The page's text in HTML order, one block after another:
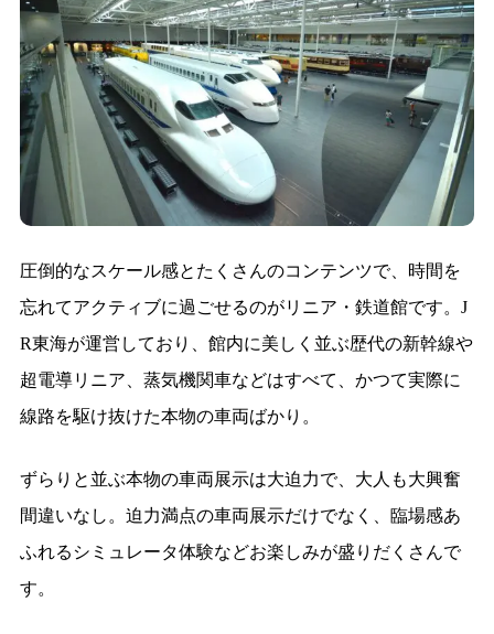
圧倒的なスケール感とたくさんのコンテンツで、時間を
忘れてアクティブに過ごせるのがリニア・鉄道館です。J
R東海が運営しており、館内に美しく並ぶ歴代の新幹線や
超電導リニア、蒸気機関車などはすべて、かつて実際に
線路を駆け抜けた本物の車両ばかり。
ずらりと並ぶ本物の車両展示は大迫力で、大人も大興奮
間違いなし。迫力満点の車両展示だけでなく、臨場感あ
ふれるシミュレータ体験などお楽しみが盛りだくさんで
す。